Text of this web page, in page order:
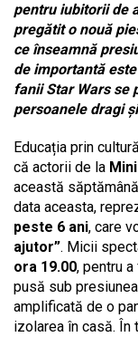
pentru iubitorii de
pregătit o nouă
ce înseamnă
de importantă
fanii Star Wars se
persoanele dragi
Educația prin
că actorii de la
această
data aceasta,
peste 6 ani, care
ajutor”. Micii
ora 19.00, pentru
pusă sub
amplificată de o
izolarea în casă.